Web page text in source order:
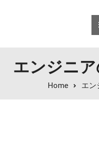
エンジニ
Home エン